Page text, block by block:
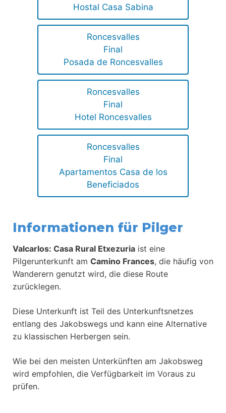
Hostal Casa Sabina
Roncesvalles
Final
Posada de Roncesvalles
Roncesvalles
Final
Hotel Roncesvalles
Roncesvalles
Final
Apartamentos Casa de los
Beneficiados
Informationen für Pilger
Valcarlos: Casa Rural Etxezuria ist eine
Pilgerunterkunft am Camino Frances, die häufig von
Wanderern genutzt wird, die diese Route
zurücklegen.
Diese Unterkunft ist Teil des Unterkunftsnetzes
entlang des Jakobswegs und kann eine Alternative
zu klassischen Herbergen sein.
Wie bei den meisten Unterkünften am Jakobsweg
wird empfohlen, die Verfügbarkeit im Voraus zu
prüfen.